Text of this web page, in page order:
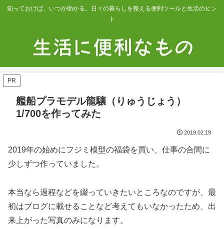
知っておけば、いつか助かる。日々の暮らしを整える便利ツールと生活のヒン
ト
PR
艦船プラモデル龍驤（りゅうじょう）
1/700を作ってみた
2019.02.19
2019年の始めにフジミ模型の福袋を買い、仕事の合間に
少しずつ作っていました。
本当なら過程などを綴っていきたいところなのですが、最
初はブログに載せることなど考えてもいなかったため、出
来上がった写真のみになります。